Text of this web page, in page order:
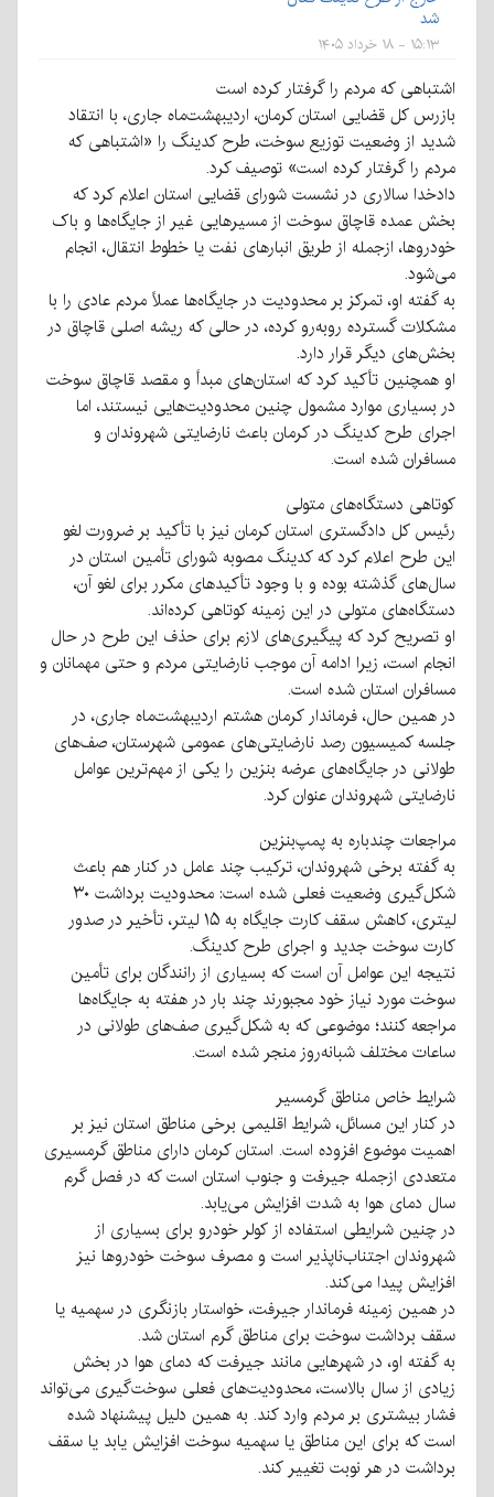
شد
۱۵:۱۳ - ۱۸ خرداد ۱۴۰۵
اشتباهی که مردم را گرفتار کرده است
بازرس کل قضایی استان کرمان، اردیبهشت‌ماه جاری، با انتقاد
شدید از وضعیت توزیع سوخت، طرح کدینگ را «اشتباهی که
مردم را گرفتار کرده است» توصیف کرد.
دادخدا سالاری در نشست شورای قضایی استان اعلام کرد که
بخش عمده قاچاق سوخت از مسیرهایی غیر از جایگاه‌ها و باک
خودروها، ازجمله از طریق انبارهای نفت یا خطوط انتقال، انجام
می‌شود.
به گفته او، تمرکز بر محدودیت در جایگاه‌ها عملاً مردم عادی را با
مشکلات گسترده روبه‌رو کرده، در حالی که ریشه اصلی قاچاق در
بخش‌های دیگر قرار دارد.
او همچنین تأکید کرد که استان‌های مبدأ و مقصد قاچاق سوخت
در بسیاری موارد مشمول چنین محدودیت‌هایی نیستند، اما
اجرای طرح کدینگ در کرمان باعث نارضایتی شهروندان و
مسافران شده است.
کوتاهی دستگاه‌های متولی
رئیس کل دادگستری استان کرمان نیز با تأکید بر ضرورت لغو
این طرح اعلام کرد که کدینگ مصوبه شورای تأمین استان در
سال‌های گذشته بوده و با وجود تأکیدهای مکرر برای لغو آن،
دستگاه‌های متولی در این زمینه کوتاهی کرده‌اند.
او تصریح کرد که پیگیری‌های لازم برای حذف این طرح در حال
انجام است، زیرا ادامه آن موجب نارضایتی مردم و حتی مهمانان و
مسافران استان شده است.
در همین حال، فرماندار کرمان هشتم اردیبهشت‌ماه جاری، در
جلسه کمیسیون رصد نارضایتی‌های عمومی شهرستان، صف‌های
طولانی در جایگاه‌های عرضه بنزین را یکی از مهم‌ترین عوامل
نارضایتی شهروندان عنوان کرد.
مراجعات چندباره به پمپ‌بنزین
به گفته برخی شهروندان، ترکیب چند عامل در کنار هم باعث
شکل‌گیری وضعیت فعلی شده است: محدودیت برداشت ۳۰
لیتری، کاهش سقف کارت جایگاه به ۱۵ لیتر، تأخیر در صدور
کارت سوخت جدید و اجرای طرح کدینگ.
نتیجه این عوامل آن است که بسیاری از رانندگان برای تأمین
سوخت مورد نیاز خود مجبورند چند بار در هفته به جایگاه‌ها
مراجعه کنند؛ موضوعی که به شکل‌گیری صف‌های طولانی در
ساعات مختلف شبانه‌روز منجر شده است.
شرایط خاص مناطق گرمسیر
در کنار این مسائل، شرایط اقلیمی برخی مناطق استان نیز بر
اهمیت موضوع افزوده است. استان کرمان دارای مناطق گرمسیری
متعددی ازجمله جیرفت و جنوب استان است که در فصل گرم
سال دمای هوا به شدت افزایش می‌یابد.
در چنین شرایطی استفاده از کولر خودرو برای بسیاری از
شهروندان اجتناب‌ناپذیر است و مصرف سوخت خودروها نیز
افزایش پیدا می‌کند.
در همین زمینه فرماندار جیرفت، خواستار بازنگری در سهمیه یا
سقف برداشت سوخت برای مناطق گرم استان شد.
به گفته او، در شهرهایی مانند جیرفت که دمای هوا در بخش
زیادی از سال بالاست، محدودیت‌های فعلی سوخت‌گیری می‌تواند
فشار بیشتری بر مردم وارد کند. به همین دلیل پیشنهاد شده
است که برای این مناطق یا سهمیه سوخت افزایش یابد یا سقف
برداشت در هر نوبت تغییر کند.